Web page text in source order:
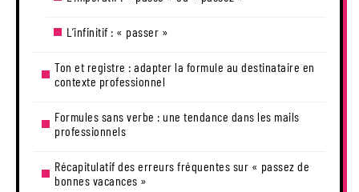
L’infinitif : « passer »
Ton et registre : adapter la formule au destinataire en
contexte professionnel
Formules sans verbe : une tendance dans les mails
professionnels
Récapitulatif des erreurs fréquentes sur « passez de
bonnes vacances »